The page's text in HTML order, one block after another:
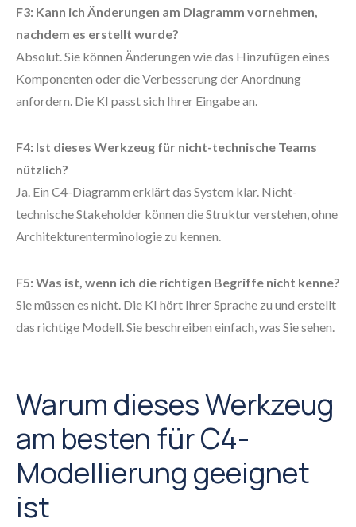
F3: Kann ich Änderungen am Diagramm vornehmen,
nachdem es erstellt wurde?
Absolut. Sie können Änderungen wie das Hinzufügen eines
Komponenten oder die Verbesserung der Anordnung
anfordern. Die KI passt sich Ihrer Eingabe an.
F4: Ist dieses Werkzeug für nicht-technische Teams
nützlich?
Ja. Ein C4-Diagramm erklärt das System klar. Nicht-
technische Stakeholder können die Struktur verstehen, ohne
Architekturenterminologie zu kennen.
F5: Was ist, wenn ich die richtigen Begriffe nicht kenne?
Sie müssen es nicht. Die KI hört Ihrer Sprache zu und erstellt
das richtige Modell. Sie beschreiben einfach, was Sie sehen.
Warum dieses Werkzeug
am besten für C4-
Modellierung geeignet
ist